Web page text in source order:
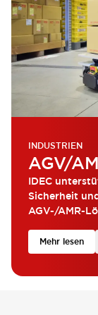
INDUSTRIEN
AGV/
IDEC
Sicherheit
AGV-/AMR-
Mehr lesen